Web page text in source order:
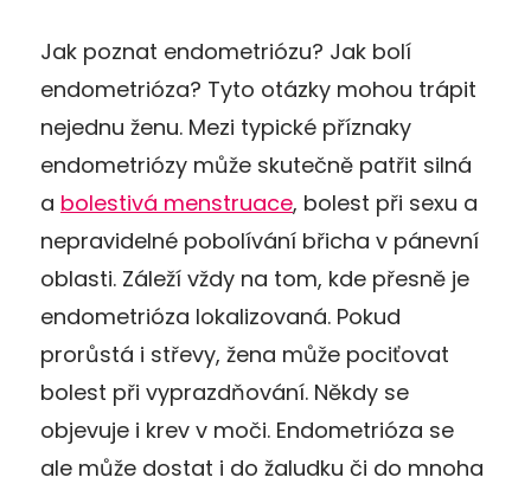
Jak poznat endometriózu? Jak bolí
endometrióza? Tyto otázky mohou trápit
nejednu ženu. Mezi typické příznaky
endometriózy může skutečně patřit silná
a bolestivá menstruace, bolest při sexu a
nepravidelné pobolívání břicha v pánevní
oblasti. Záleží vždy na tom, kde přesně je
endometrióza lokalizovaná. Pokud
prorůstá i střevy, žena může pociťovat
bolest při vyprazdňování. Někdy se
objevuje i krev v moči. Endometrióza se
ale může dostat i do žaludku či do mnoha